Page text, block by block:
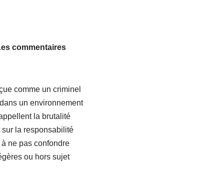
commentaires
comme un criminel
un environnement
la brutalité
la responsabilité
ne pas confondre
ou hors sujet